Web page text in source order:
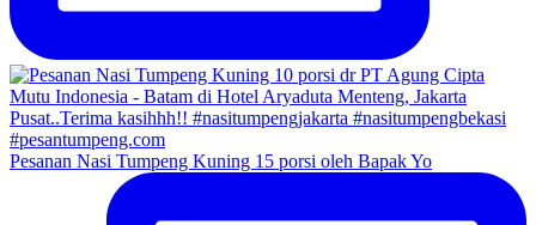
Pesanan Nasi Tumpeng Kuning 15 porsi oleh Bapak Yo